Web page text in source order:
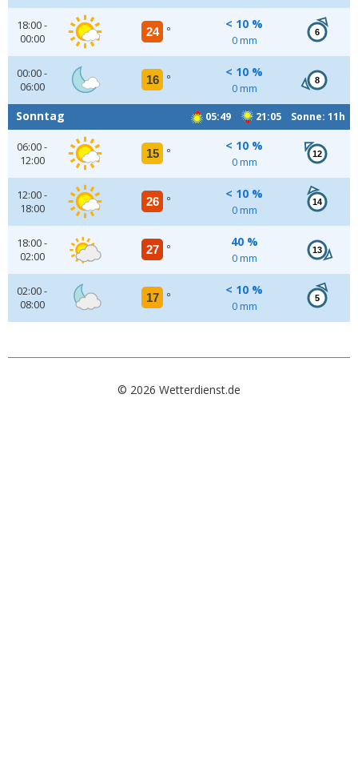
18:00 -
00:00
24 °
< 10 %
0 mm
6
00:00 -
06:00
16 °
< 10 %
0 mm
8
05:49 21:05 Sonne: 11h
Sonntag
06:00 -
12:00
15 °
< 10 %
0 mm
12
12:00 -
18:00
26 °
< 10 %
0 mm
14
18:00 -
02:00
27 °
40 %
0 mm
13
02:00 -
08:00
17 °
< 10 %
0 mm
5
© 2026 Wetterdienst.de